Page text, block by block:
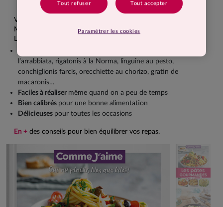
LES PÂTES GOURMANDES, C'EST PERMIS
Vous aimez un peu, beaucoup, passionnément les pâtes ?
Mais vous voulez aussi surveiller votre ligne ?
l’arrabbiata, rigatonis à la Norma, linguine au pesto,
conchiglionis farcis, orecchiette au chorizo, gratin de
macaronis…
Faciles à réaliser même quand on a peu de temps
Bien calibrés pour une bonne alimentation
Délicieuses pour toutes les occasions
En + des conseils pour bien équilibrer vos repas.
Tout refuser Tout accepter
Paramétrer les cookies